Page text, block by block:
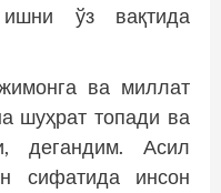
ишни ўз вақтида
ва миллат
шуҳрат топади ва
дегандим. Асил
сифатида инсон